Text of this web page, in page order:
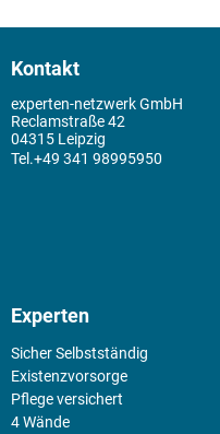
Kontakt
experten-netzwerk GmbH
Reclamstraße 42
04315 Leipzig
+49 341 98995950
Experten
Sicher Selbstständig
Existenz­vorsorge
Pflege versichert
4 Wände